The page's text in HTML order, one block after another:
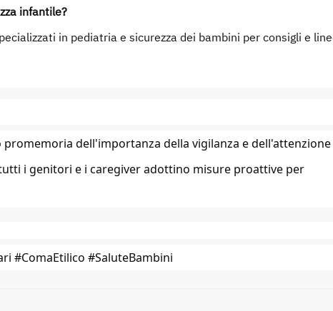
infantile?
in pediatria e sicurezza dei bambini per consigli e
dell'importanza della vigilanza e dell'attenzione
i genitori e i caregiver adottino misure proattive per
#ComaEtilico #SaluteBambini